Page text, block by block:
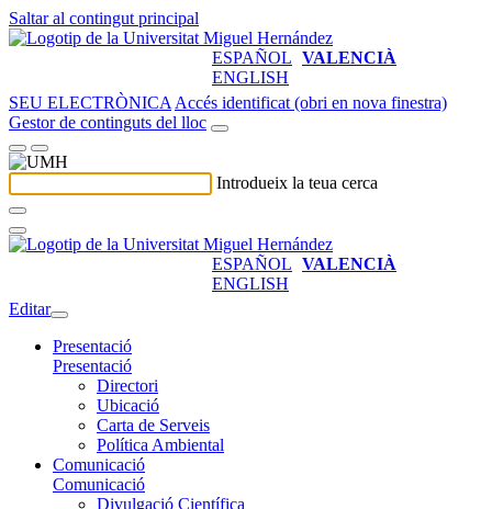
Saltar al contingut principal
ESPAÑOL VALENCIÀ
ENGLISH
SEU ELECTRÒNICA Accés identificat (obri en nova finestra)
Gestor de continguts del lloc
Introdueix la teua cerca
ESPAÑOL VALENCIÀ
ENGLISH
Editar
Presentació
Presentació
Directori
Ubicació
Carta de Serveis
Política Ambiental
Comunicació
Comunicació
Divulgació Científica